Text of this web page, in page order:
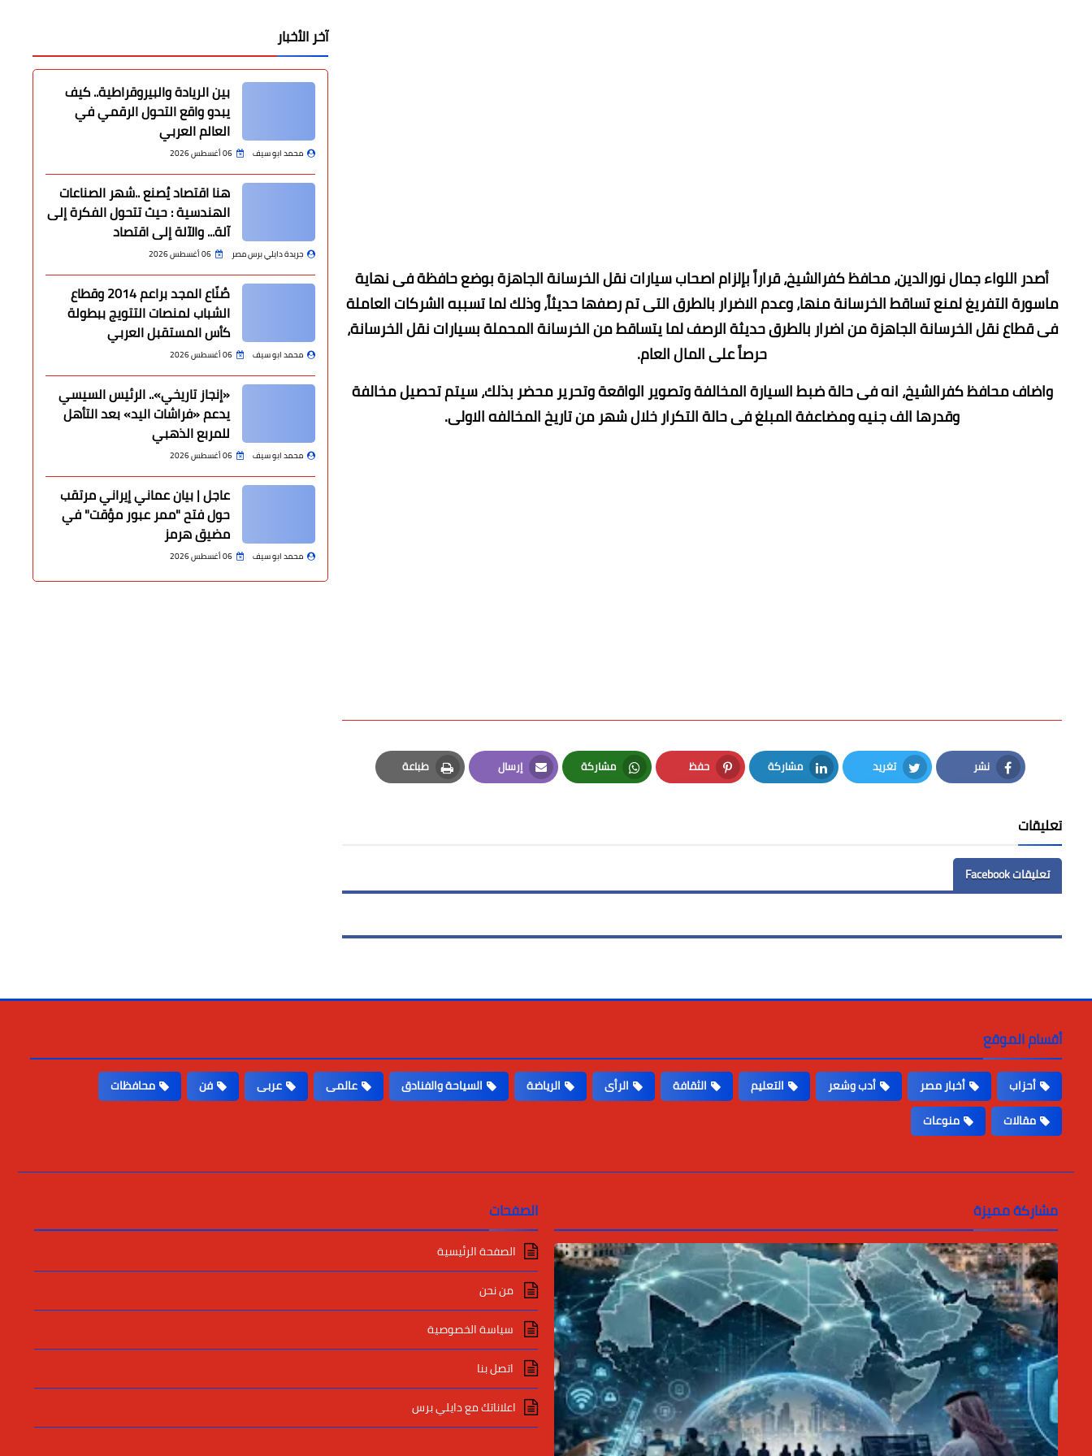
أصدر اللواء جمال نورالدين، محافظ كفرالشيخ، قراراً بإلزام اصحاب سيارات نقل الخرسانة الجاهزة بوضع حافظة فى نهاية
ماسورة التفريغ لمنع تساقط الخرسانة منها، وعدم الاضرار بالطرق التى تم رصفها حديثاً، وذلك لما تسببه الشركات العاملة
فى قطاع نقل الخرسانة الجاهزة من اضرار بالطرق حديثة الرصف لما يتساقط من الخرسانة المحملة بسيارات نقل الخرسانة،
حرصاً على المال العام.
واضاف محافظ كفرالشيخ، انه فى حالة ضبط السيارة المخالفة وتصوير الواقعة وتحرير محضر بذلك، سيتم تحصيل مخالفة
وقدرها الف جنيه ومضاعفة المبلغ فى حالة التكرار خلال شهر من تاريخ المخالفه الاولى.
نشر
Facebook
تغريد
Twitter
مشاركة
LinkedIn
حفظ
Pinterest
مشاركة
Whatsapp
إرسال
Email
طباعة
Print
تعليقات
تعليقات Facebook
آخر الأخبار
بين الريادة والبيروقراطية.. كيف
يبدو واقع التحول الرقمي في
العالم العربي
محمد ابو سيف 06 أغسطس 2026
هنا اقتصاد يُصنع ..شهر الصناعات
الهندسية : حيث تتحول الفكرة إلى
آلة... والآلة إلى اقتصاد
جريدة دايلي برس مصر 06 أغسطس 2026
صُنّاع المجد براعم 2014 وقطاع
الشباب لمنصات التتويج ببطولة
كأس المستقبل العربي
محمد ابو سيف 06 أغسطس 2026
«إنجاز تاريخي».. الرئيس السيسي
يدعم «فراشات اليد» بعد التأهل
للمربع الذهبي
محمد ابو سيف 06 أغسطس 2026
عاجل | بيان عماني إيراني مرتقب
حول فتح "ممر عبور مؤقت" في
مضيق هرمز
محمد ابو سيف 06 أغسطس 2026
أقسام الموقع
أحزاب أخبار مصر أدب وشعر التعليم الثقافة الرأى الرياضة السياحة والفنادق عالمى عربى فن
محافظات
مقالات
منوعات
مشاركة مميزة الصفحات
الصفحة الرئيسية
من نحن
سياسة الخصوصية
اتصل بنا
اعلاناتك مع دايلي برس